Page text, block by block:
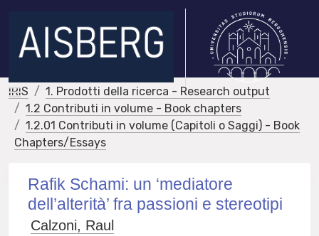
IRIS
1. Prodotti della ricerca - Research output
1.2 Contributi in volume - Book chapters
1.2.01 Contributi in volume (Capitoli o Saggi) - Book
Chapters/Essays
Rafik Schami: un ‘mediatore
dell’alterità’ fra passioni e stereotipi
Calzoni, Raul